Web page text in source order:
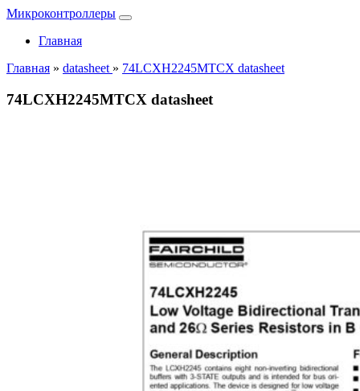
Микроконтроллеры
Главная
Главная » datasheet » 74LCXH2245MTCX datasheet
74LCXH2245MTCX datasheet